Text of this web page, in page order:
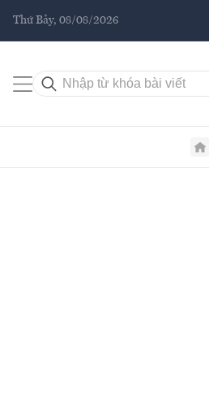
Thứ Bảy, 08/08/2026